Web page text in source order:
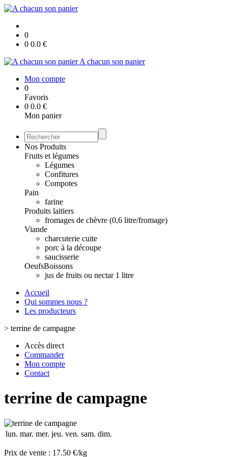
0
0 0.0 €
A chacun son panier
Mon compte
0
Favoris
0 0.0 €
Mon panier
Nos Produits
Fruits et légumes
Légumes
Confitures
Compotes
Pain
farine
Produits laitiers
fromages de chèvre (0,6 litre/fromage)
Viande
charcuterie cuite
porc à la découpe
saucisserie
OeufsBoissons
jus de fruits ou nectar 1 litre
Accueil
Qui sommes nous ?
Les producteurs
> terrine de campagne
Accès direct
Commander
Mon compte
Contact
terrine de campagne
lun. mar. mer. jeu. ven. sam. dim.
Prix de vente : 17.50 €/kg